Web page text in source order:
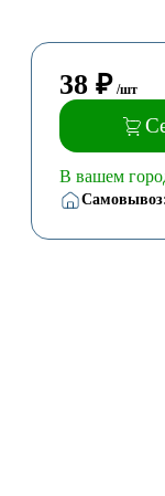
38 ₽ /шт
В вашем